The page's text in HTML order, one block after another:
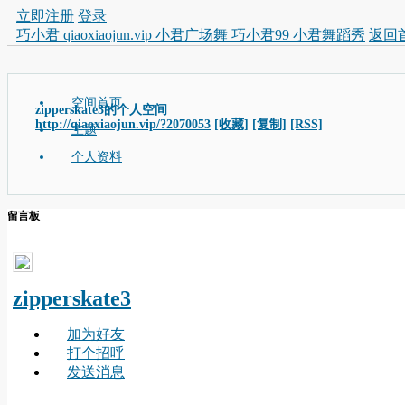
立即注册 登录
巧小君 qiaoxiaojun.vip 小君广场舞 巧小君99 小君舞蹈秀 返回
zipperskate3的个人空间
http://qiaoxiaojun.vip/?2070053 [收藏] [复制] [RSS]
空间首页
主题
个人资料
留言板
zipperskate3
加为好友
打个招呼
发送消息